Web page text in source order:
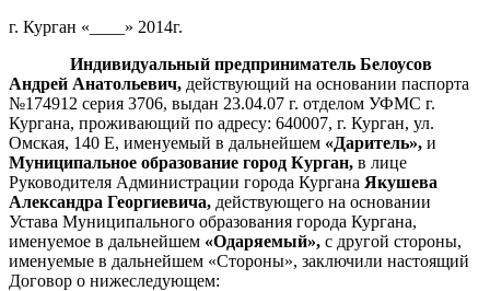
г. Курган «____» 2014г.
Индивидуальный предприниматель Белоусов
Андрей Анатольевич, действующий на основании паспорта
№174912 серия 3706, выдан 23.04.07 г. отделом УФМС г.
Кургана, проживающий по адресу: 640007, г. Курган, ул.
Омская, 140 Е, именуемый в дальнейшем «Даритель», и
Муниципальное образование город Курган, в лице
Руководителя Администрации города Кургана Якушева
Александра Георгиевича, действующего на основании
Устава Муниципального образования города Кургана,
именуемое в дальнейшем «Одаряемый», с другой стороны,
именуемые в дальнейшем «Стороны», заключили настоящий
Договор о нижеследующем: